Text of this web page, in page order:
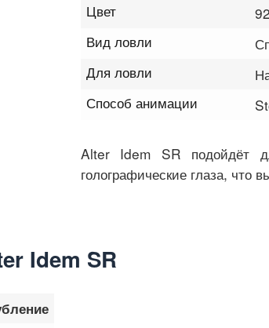
Цвет
Вид ловли
Для ловли
Способ анимации
Alter Idem SR подойдёт
голографические глаза, что
Idem SR